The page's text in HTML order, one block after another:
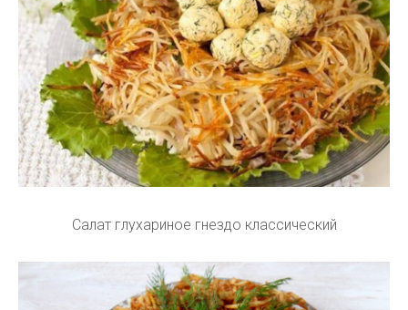
Салат глухариное гнездо классический